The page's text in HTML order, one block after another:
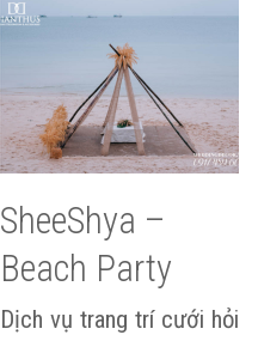
SheeShya –
Beach Party
Dịch vụ trang trí cưới hỏi